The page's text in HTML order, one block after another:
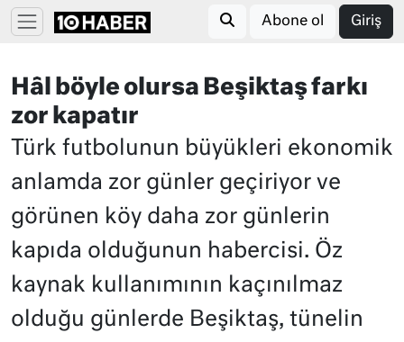
Abone ol Giriş
Hâl böyle olursa Beşiktaş farkı
zor kapatır
Türk futbolunun büyükleri ekonomik
anlamda zor günler geçiriyor ve
görünen köy daha zor günlerin
kapıda olduğunun habercisi. Öz
kaynak kullanımının kaçınılmaz
olduğu günlerde Beşiktaş, tünelin